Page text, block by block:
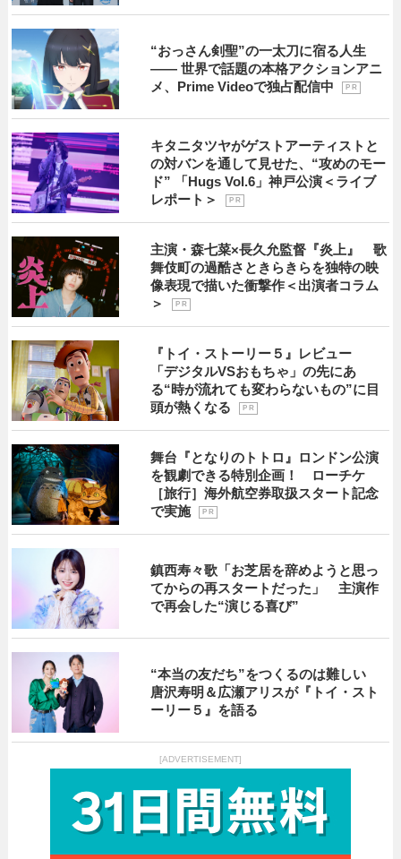
“おっさん剣聖”の一太刀に宿る人生
―― 世界で話題の本格アクションアニ
メ、Prime Videoで独占配信中
P R
キタニタツヤがゲストアーティストと
の対バンを通して見せた、“攻めのモー
ド” 「Hugs Vol.6」神戸公演＜ライブ
レポート＞
P R
主演・森七菜×長久允監督『炎上』 歌
舞伎町の過酷さときらきらを独特の映
像表現で描いた衝撃作＜出演者コラム
＞
P R
『トイ・ストーリー５』レビュー
「デジタルVSおもちゃ」の先にあ
る“時が流れても変わらないもの”に目
頭が熱くなる
P R
舞台『となりのトトロ』ロンドン公演
を観劇できる特別企画！ ローチケ
［旅行］海外航空券取扱スタート記念
で実施
P R
鎮西寿々歌「お芝居を辞めようと思っ
てからの再スタートだった」 主演作
で再会した“演じる喜び”
“本当の友だち”をつくるのは難しい
唐沢寿明＆広瀬アリスが『トイ・スト
ーリー５』を語る
[ADVERTISEMENT]